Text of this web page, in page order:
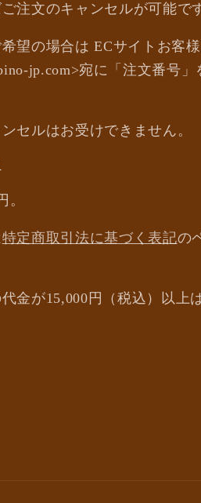
注文のキャンセルが可能で
望の場合は ECサイトお客
jp.com>宛に「注文番号
セルはお受けできません。
。
特定商取引法に基づく表記の
金が15,000円（税込）以上